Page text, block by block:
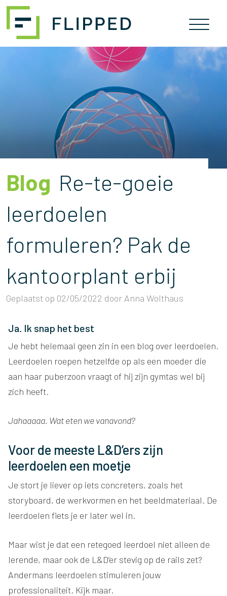
Skip
naar
inhoud
Blog Re-te-goeie
leerdoelen
formuleren? Pak de
kantoorplant erbij
Geplaatst op 02/05/2022 door Anna Wolthaus
Ja. Ik snap het best
Je hebt helemaal geen zin in een blog over leerdoelen.
Leerdoelen roepen hetzelfde op als een moeder die
aan haar puberzoon vraagt of hij zijn gymtas wel bij
zich heeft.
Jahaaaaa. Wat eten we vanavond?
Voor de meeste L&D’ers zijn
leerdoelen een moetje
Je stort je liever op iets concreters, zoals het
storyboard, de werkvormen en het beeldmateriaal. De
leerdoelen fiets je er later wel in.
Maar wist je dat een retegoed leerdoel niet alleen de
lerende, maar ook de L&D’er stevig op de rails zet?
Andermans leerdoelen stimuleren jouw
professionaliteit. Kijk maar.